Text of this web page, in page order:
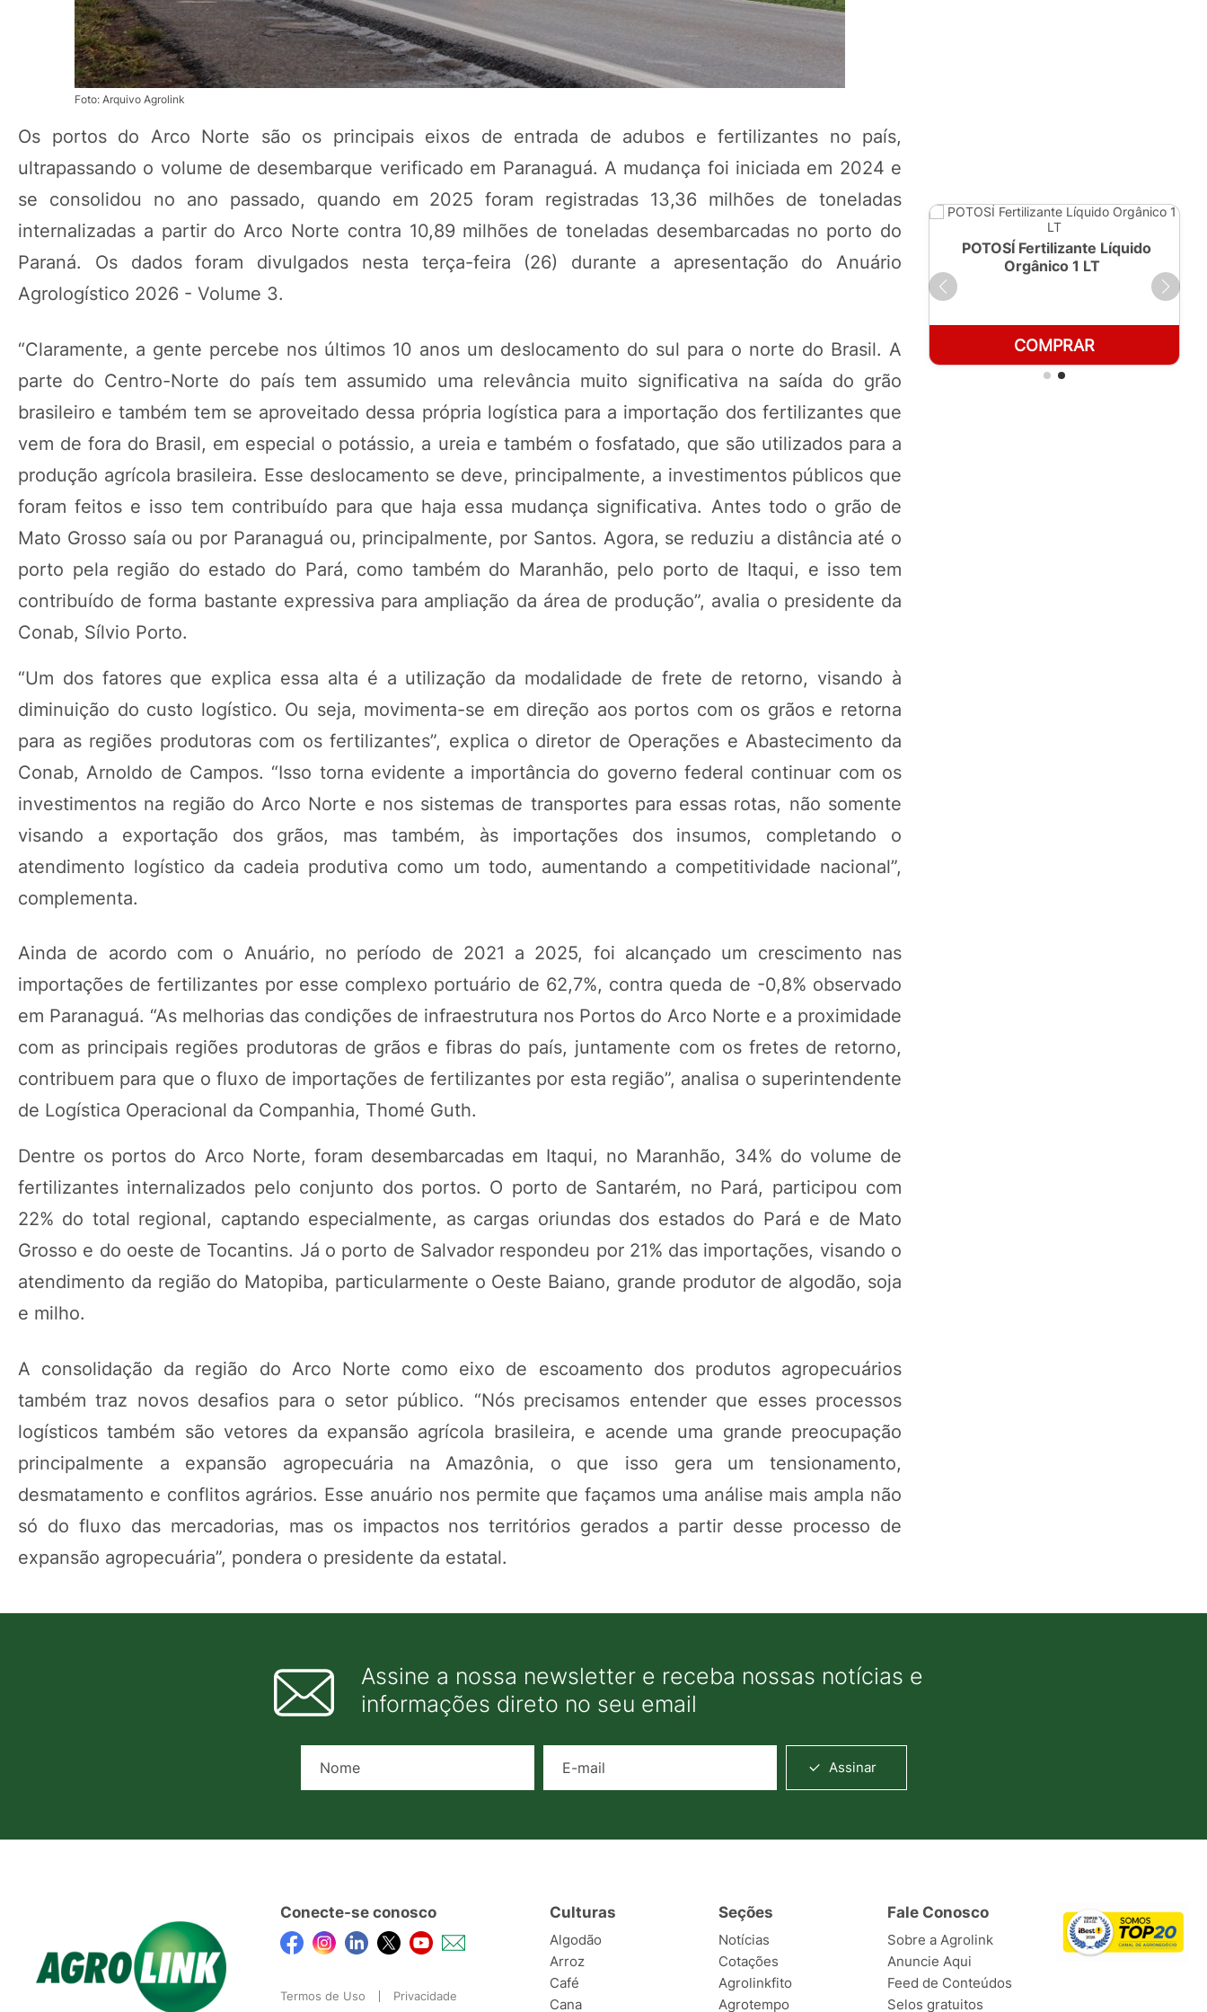
Foto: Arquivo Agrolink
Os portos do Arco Norte são os principais eixos de entrada de adubos e fertilizantes no país,
ultrapassando o volume de desembarque verificado em Paranaguá. A mudança foi iniciada em 2024 e
se consolidou no ano passado, quando em 2025 foram registradas 13,36 milhões de toneladas
internalizadas a partir do Arco Norte contra 10,89 milhões de toneladas desembarcadas no porto do
Paraná. Os dados foram divulgados nesta terça-feira (26) durante a apresentação do Anuário
Agrologístico 2026 - Volume 3.
“Claramente, a gente percebe nos últimos 10 anos um deslocamento do sul para o norte do Brasil. A
parte do Centro-Norte do país tem assumido uma relevância muito significativa na saída do grão
brasileiro e também tem se aproveitado dessa própria logística para a importação dos fertilizantes que
vem de fora do Brasil, em especial o potássio, a ureia e também o fosfatado, que são utilizados para a
produção agrícola brasileira. Esse deslocamento se deve, principalmente, a investimentos públicos que
foram feitos e isso tem contribuído para que haja essa mudança significativa. Antes todo o grão de
Mato Grosso saía ou por Paranaguá ou, principalmente, por Santos. Agora, se reduziu a distância até o
porto pela região do estado do Pará, como também do Maranhão, pelo porto de Itaqui, e isso tem
contribuído de forma bastante expressiva para ampliação da área de produção”, avalia o presidente da
Conab, Sílvio Porto.
“Um dos fatores que explica essa alta é a utilização da modalidade de frete de retorno, visando à
diminuição do custo logístico. Ou seja, movimenta-se em direção aos portos com os grãos e retorna
para as regiões produtoras com os fertilizantes”, explica o diretor de Operações e Abastecimento da
Conab, Arnoldo de Campos. “Isso torna evidente a importância do governo federal continuar com os
investimentos na região do Arco Norte e nos sistemas de transportes para essas rotas, não somente
visando a exportação dos grãos, mas também, às importações dos insumos, completando o
atendimento logístico da cadeia produtiva como um todo, aumentando a competitividade nacional”,
complementa.
Ainda de acordo com o Anuário, no período de 2021 a 2025, foi alcançado um crescimento nas
importações de fertilizantes por esse complexo portuário de 62,7%, contra queda de -0,8% observado
em Paranaguá. “As melhorias das condições de infraestrutura nos Portos do Arco Norte e a proximidade
com as principais regiões produtoras de grãos e fibras do país, juntamente com os fretes de retorno,
contribuem para que o fluxo de importações de fertilizantes por esta região”, analisa o superintendente
de Logística Operacional da Companhia, Thomé Guth.
Dentre os portos do Arco Norte, foram desembarcadas em Itaqui, no Maranhão, 34% do volume de
fertilizantes internalizados pelo conjunto dos portos. O porto de Santarém, no Pará, participou com
22% do total regional, captando especialmente, as cargas oriundas dos estados do Pará e de Mato
Grosso e do oeste de Tocantins. Já o porto de Salvador respondeu por 21% das importações, visando o
atendimento da região do Matopiba, particularmente o Oeste Baiano, grande produtor de algodão, soja
e milho.
A consolidação da região do Arco Norte como eixo de escoamento dos produtos agropecuários
também traz novos desafios para o setor público. “Nós precisamos entender que esses processos
logísticos também são vetores da expansão agrícola brasileira, e acende uma grande preocupação
principalmente a expansão agropecuária na Amazônia, o que isso gera um tensionamento,
desmatamento e conflitos agrários. Esse anuário nos permite que façamos uma análise mais ampla não
só do fluxo das mercadorias, mas os impactos nos territórios gerados a partir desse processo de
expansão agropecuária”, pondera o presidente da estatal.
Orgânico 250ml
COMPRAR
POTOSÍ Fertilizante Líquido
Orgânico 1 LT
COMPRAR
Assine a nossa newsletter e receba nossas notícias e
informações direto no seu email
Assinar
Conecte-se conosco
Termos de Uso Privacidade
Culturas
Algodão
Arroz
Café
Cana
Seções
Notícias
Cotações
Agrolinkfito
Agrotempo
Fale Conosco
Sobre a Agrolink
Anuncie Aqui
Feed de Conteúdos
Selos gratuitos